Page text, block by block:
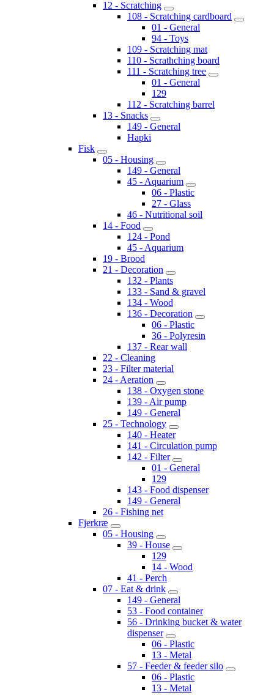
12 - Scratching
108 - Scratching cardboard
01 - General
94 - Toys
109 - Scratching mat
110 - Scrathching board
111 - Scratching tree
01 - General
129
112 - Scratching barrel
13 - Snacks
149 - General
Hapki
Fisk
05 - Housing
149 - General
45 - Aquarium
06 - Plastic
27 - Glass
46 - Nutritional soil
14 - Food
124 - Pond
45 - Aquarium
19 - Brood
21 - Decoration
132 - Plants
133 - Sand & gravel
134 - Wood
136 - Decoration
06 - Plastic
36 - Polyresin
137 - Rear wall
22 - Cleaning
23 - Filter material
24 - Aeration
138 - Oxygen stone
139 - Air pump
149 - General
25 - Technology
140 - Heater
141 - Circulation pump
142 - Filter
01 - General
129
143 - Food dispenser
149 - General
26 - Fishing net
Fjerkræ
05 - Housing
39 - House
129
14 - Wood
41 - Perch
07 - Eat & drink
149 - General
53 - Food container
56 - Drinking bucket & water
dispenser
06 - Plastic
13 - Metal
57 - Feeder & feeder silo
06 - Plastic
13 - Metal